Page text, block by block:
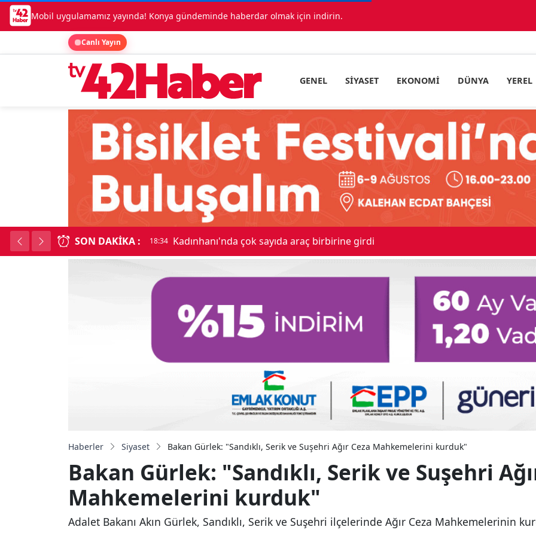
Mobil uygulamamız yayında! Konya gündeminde haberdar olmak için indirin.
Canlı Yayın
GENEL SIYASET EKONOMI DÜNYA YEREL
SON DAKIKA : 18:34 Kadınhanı'nda çok sayıda araç birbirine girdi
Haberler Siyaset Bakan Gürlek: "Sandıklı, Serik ve Suşehri Ağır Ceza Mahkemelerini kurduk"
Bakan Gürlek: "Sandıklı, Serik ve Suşehri
Mahkemelerini kurduk"
Adalet Bakanı Akın Gürlek, Sandıklı, Serik ve Suşehri ilçelerinde Ağır Ceza Mahkemelerinin